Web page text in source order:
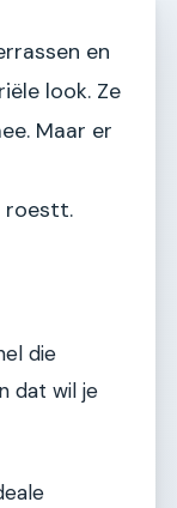
en
look. Ze
Maar er
roestt.
die
dat wil je